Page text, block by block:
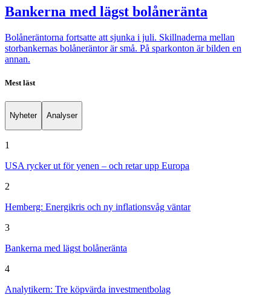
Bankerna med lägst bolåneränta
Bolåneräntorna fortsatte att sjunka i juli. Skillnaderna mellan
storbankernas bolåneräntor är små. På sparkonton är bilden en
annan.
Mest läst
Nyheter Analyser
1
USA rycker ut för yenen – och retar upp Europa
2
Hemberg: Energikris och ny inflationsvåg väntar
3
Bankerna med lägst bolåneränta
4
Analytikern: Tre köpvärda investmentbolag